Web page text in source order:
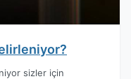
sizler için